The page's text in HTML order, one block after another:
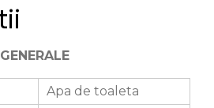
Apa de toaleta